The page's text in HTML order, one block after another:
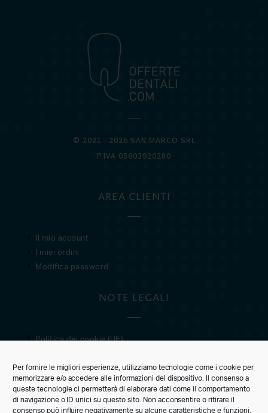
Per fornire le migliori esperienze, utilizziamo tecnologie come i cookie per
memorizzare e/o accedere alle informazioni del dispositivo. Il consenso a
queste tecnologie ci permetterà di elaborare dati come il comportamento
di navigazione o ID unici su questo sito. Non acconsentire o ritirare il
consenso può influire negativamente su alcune caratteristiche e funzioni.
© 2021 · 2026 SAN MARCO SRL
P.IVA 05603920280
AREA CLIENTI
Il mio account
I miei ordini
Modifica password
NOTE LEGALI
Politica dei cookie (UE)
Condizioni di vendita
CUSTOMER CARE